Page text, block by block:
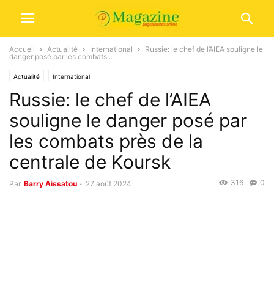
Accueil Actualité International
Russie: le chef de l’AIEA souligne le
danger posé par les combats...
Actualité International
Russie: le chef de l’AIEA
souligne le danger posé par
les combats près de la
centrale de Koursk
Par Barry Aissatou - 27 août 2024 0
316